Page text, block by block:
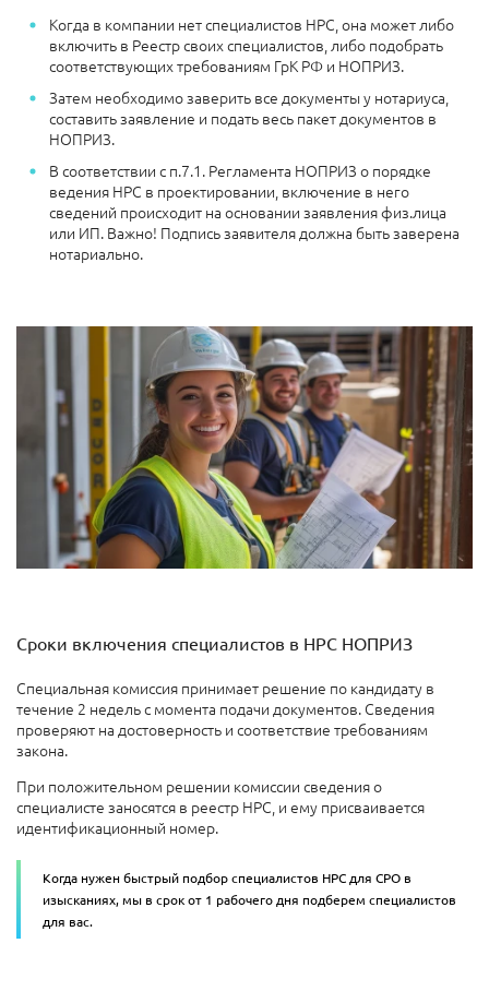
Когда в компании нет специалистов НРС, она может либо
включить в Реестр своих специалистов, либо подобрать
соответствующих требованиям ГрК РФ и НОПРИЗ.
Затем необходимо заверить все документы у нотариуса,
составить заявление и подать весь пакет документов в
НОПРИЗ.
В соответствии с п.7.1. Регламента НОПРИЗ о порядке
ведения НРС в проектировании, включение в него
сведений происходит на основании заявления физ.лица
или ИП. Важно! Подпись заявителя должна быть заверена
нотариально.
Сроки включения специалистов в НРС НОПРИЗ
Специальная комиссия принимает решение по кандидату в
течение 2 недель с момента подачи документов. Сведения
проверяют на достоверность и соответствие требованиям
закона.
При положительном решении комиссии сведения о
специалисте заносятся в реестр НРС, и ему присваивается
идентификационный номер.
Когда нужен быстрый подбор специалистов НРС для СРО в
изысканиях, мы в срок от 1 рабочего дня подберем специалистов
для вас.